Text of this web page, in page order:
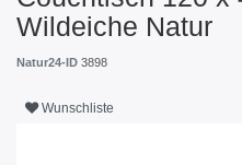
Wildeiche Natur
Natur24-ID 3898
Wunschliste